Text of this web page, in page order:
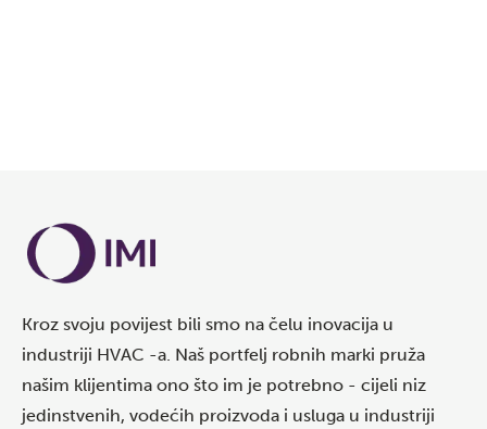
Kroz svoju povijest bili smo na čelu inovacija u
industriji HVAC -a. Naš portfelj robnih marki pruža
našim klijentima ono što im je potrebno - cijeli niz
jedinstvenih, vodećih proizvoda i usluga u industriji